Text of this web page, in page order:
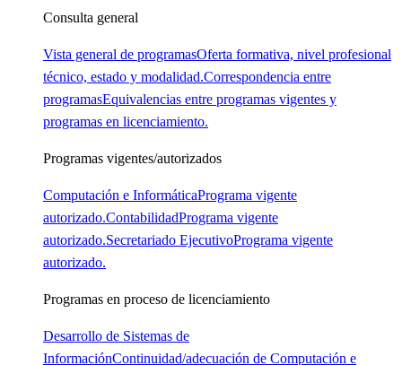
Consulta general
Vista general de programasOferta formativa, nivel profesional
técnico, estado y modalidad.Correspondencia entre
programasEquivalencias entre programas vigentes y
programas en licenciamiento.
Programas vigentes/autorizados
Computación e InformáticaPrograma vigente
autorizado.ContabilidadPrograma vigente
autorizado.Secretariado EjecutivoPrograma vigente
autorizado.
Programas en proceso de licenciamiento
Desarrollo de Sistemas de
InformaciónContinuidad/adecuación de Computación e